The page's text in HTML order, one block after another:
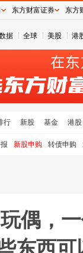
据 全球 美股 港
行 新股 基金 港股
新股申购 转债申购
偶，
东西
东方财富证券 东方